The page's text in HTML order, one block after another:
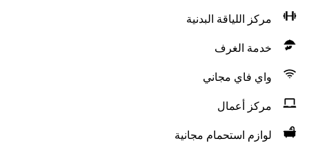
مركز اللياقة البدنية
خدمة الغرف
واي فاي مجاني
مركز أعمال
لوازم استحمام مجانية